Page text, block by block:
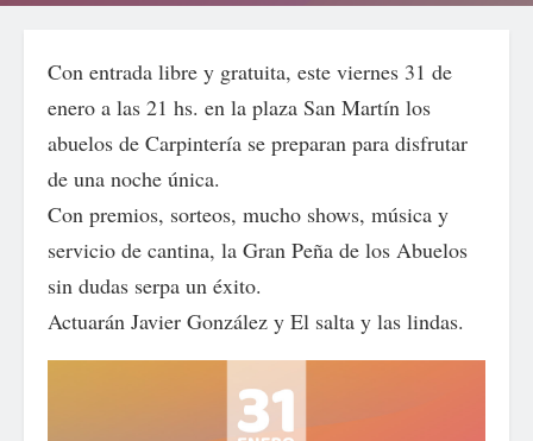
Con entrada libre y gratuita, este viernes 31 de
enero a las 21 hs. en la plaza San Martín los
abuelos de Carpintería se preparan para disfrutar
de una noche única.
Con premios, sorteos, mucho shows, música y
servicio de cantina, la Gran Peña de los Abuelos
sin dudas serpa un éxito.
Actuarán Javier González y El salta y las lindas.